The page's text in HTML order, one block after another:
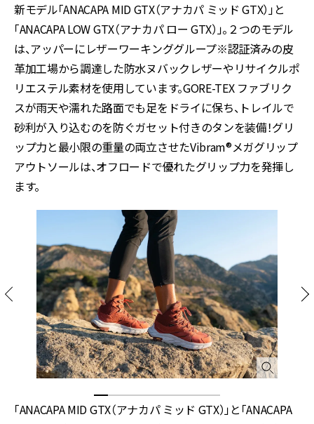
新モデル「ANACAPA MID GTX（アナカパ ミッド GTX）」と
「ANACAPA LOW GTX（アナカパ ロー GTX）」。２つのモデル
は、アッパーにレザーワーキンググループ※認証済みの皮
革加工場から調達した防水ヌバックレザーやリサイクルポ
リエステル素材を使用しています。GORE-TEX ファブリク
スが雨天や濡れた路面でも足をドライに保ち、トレイルで
砂利が入り込むのを防ぐガセット付きのタンを装備！グリ
ップ力と最小限の重量の両立させたVibram®メガグリップ
アウトソールは、オフロードで優れたグリップ力を発揮し
ます。
「ANACAPA MID GTX（アナカパ ミッド GTX）」と「ANACAPA